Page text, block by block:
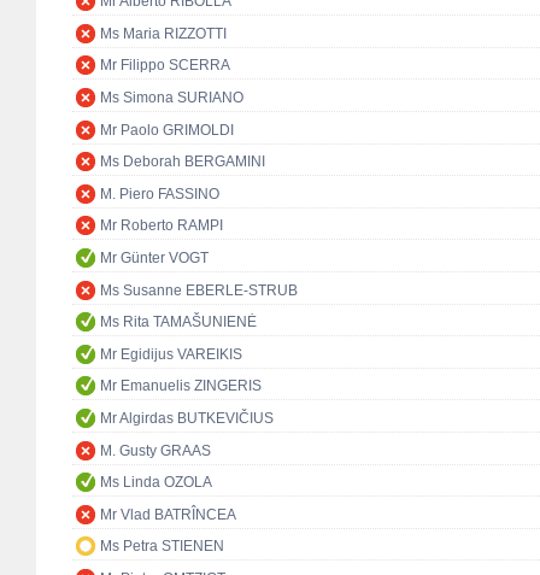
Ms Maria RIZZOTTI
Mr Filippo SCERRA
Ms Simona SURIANO
Mr Paolo GRIMOLDI
Ms Deborah BERGAMINI
M. Piero FASSINO
Mr Roberto RAMPI
Mr Günter VOGT
Ms Susanne EBERLE-STRUB
Ms Rita TAMAŠUNIENĖ
Mr Egidijus VAREIKIS
Mr Emanuelis ZINGERIS
Mr Algirdas BUTKEVIČIUS
M. Gusty GRAAS
Ms Linda OZOLA
Mr Vlad BATRÎNCEA
Ms Petra STIENEN